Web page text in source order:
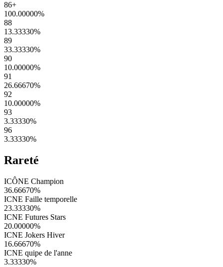
86+
100.00000%
88
13.33330%
89
33.33330%
90
10.00000%
91
26.66670%
92
10.00000%
93
3.33330%
96
3.33330%
Rareté
ICÔNE Champion
36.66670%
ICNE Faille temporelle
23.33330%
ICNE Futures Stars
20.00000%
ICNE Jokers Hiver
16.66670%
ICNE quipe de l'anne
3.33330%